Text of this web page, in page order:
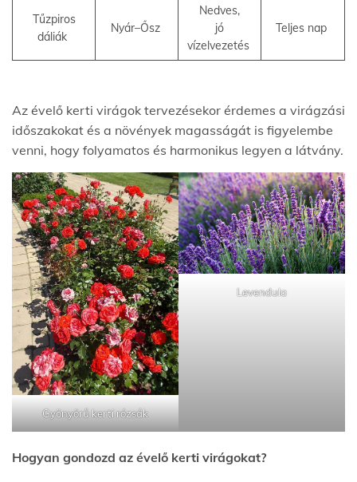
Tűzpiros
dáliák
Nyár–Ősz
Nedves,
jó
vízelvezetés
Teljes nap
Az évelő kerti virágok tervezésekor érdemes a virágzási
időszakokat és a növények magasságát is figyelembe
venni, hogy folyamatos és harmonikus legyen a látvány.
Gyönyörű kerti rózsák
Levendula
Hogyan gondozd az évelő kerti virágokat?